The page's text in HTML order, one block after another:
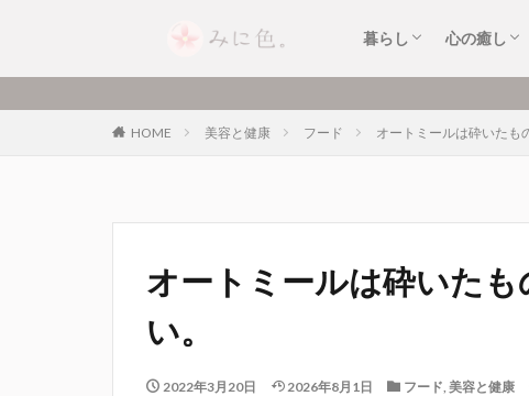
暮らし 心の癒し
HOME 美容と健康 フード オートミールは砕いたも
オートミールは砕いた
い。
2022年3月20日 2026年8月1日 フード, 美容と健康